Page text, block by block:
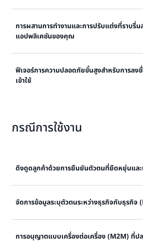
ตนที่สอดคล้องสม่ำเสมอสำหรับผู้ใช้ เอเจ
โหลด
มอบการจัดการสิทธิ์เข้าถึงและข้อมูลระ
ปลอดภัยและปรับขนาดได้ ซึ่งเป็นระดับอ
ปรับแต่งได้ รองรับการเข้าสู่ระบบโดยผู้ใ
ตัวตนทางโซเชียลและการเข้าสู่ระบบแบ
โดยใช้พาสคีย์ WebAuthn หรือรหัสผ่าน
ได้รับทาง SMS และอีเมล ปรับขนาดให้
การผสานการทำงานและการปรับแต่งที่ราบรื่น
แอปพลิเคชันของคุณ
ช่วยให้นักพัฒนาสามารถใช้ฟีเจอร์แบบใ
ต้องใช้โค้ดเพื่อปรับปรุงประสิทธิภาพกา
ประสบการณ์การสมัครและลงชื่อเข้าใช้แ
ได้แก่ AWS Amplify, React, Next.js,
Flutter, Java, .NET, C++, PHP,
ฟีเจอร์การความปลอดภัยขั้นสูงสำหรับการลง
เข้าใช้
ตัวตนแบบปรับเปลี่ยนตามความเสี่ยง กา
ตรวจจับภัยคุกคามและการป้องกันการเ
อันตราย
กรณีการใช้งาน
ดึงดูดลูกค้าด้วยการยืนยันตัวตนที่ยืดหยุ่นแล
มอบการเข้าถึงที่ปลอดภัยโดยไม่ต้องใช้
จัดการข้อมูลระบุตัวตนระหว่างธุรกิจกับธุรกิจ
ใช้ตัวเลือกแบบหลายสิทธิ์การใช้งานที่หล
การอนุญาตแบบเครื่องต่อเครื่อง (M2M) ที่ป